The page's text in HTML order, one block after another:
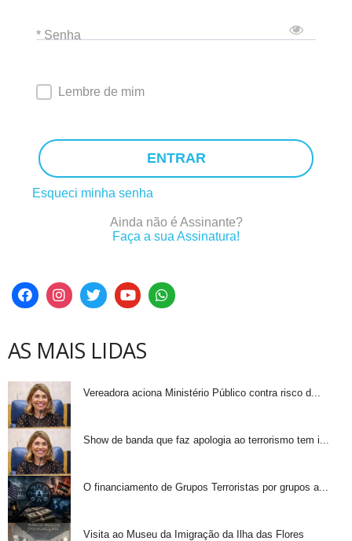
* Senha
Lembre de mim
ENTRAR
Esqueci minha senha
Ainda não é Assinante?
Faça a sua Assinatura!
AS MAIS LIDAS
Vereadora aciona Ministério Público contra risco d...
Show de banda que faz apologia ao terrorismo tem i...
O financiamento de Grupos Terroristas por grupos a...
Visita ao Museu da Imigração da Ilha das Flores